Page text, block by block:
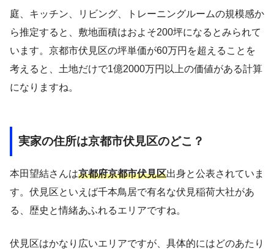
庭、キッチン、リビング、トレーニングルームの規模感か
ら推定すると、敷地面積はおよそ200坪になるとみられて
います。京都市伏見区の坪単価が60万円を超えることを
考えると、土地だけで1億2000万円以上の価値がある計算
になりますね。
実家の住所は京都市伏見区のどこ？
本田望結さんは京都府京都市伏見区出身と公表されていま
す。伏見区といえば千本鳥居で有名な伏見稲荷大社があ
る、歴史と情緒あふれるエリアですね。
伏見区はかなり広いエリアですが、具体的にはどのあたり